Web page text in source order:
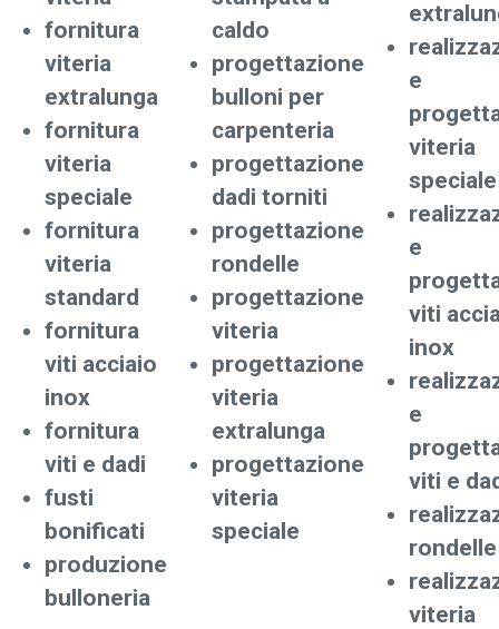
fornitura
viteria
extralunga
fornitura
viteria
speciale
fornitura
viteria
standard
fornitura
viti acciaio
inox
fornitura
viti e dadi
fusti
bonificati
produzione
bulloneria
caldo
progettazione
bulloni per
carpenteria
progettazione
dadi torniti
progettazione
rondelle
progettazione
viteria
progettazione
viteria
extralunga
progettazione
viteria
speciale
e
viteria
speciale
e
viti
inox
e
viti e
rondelle
viteria